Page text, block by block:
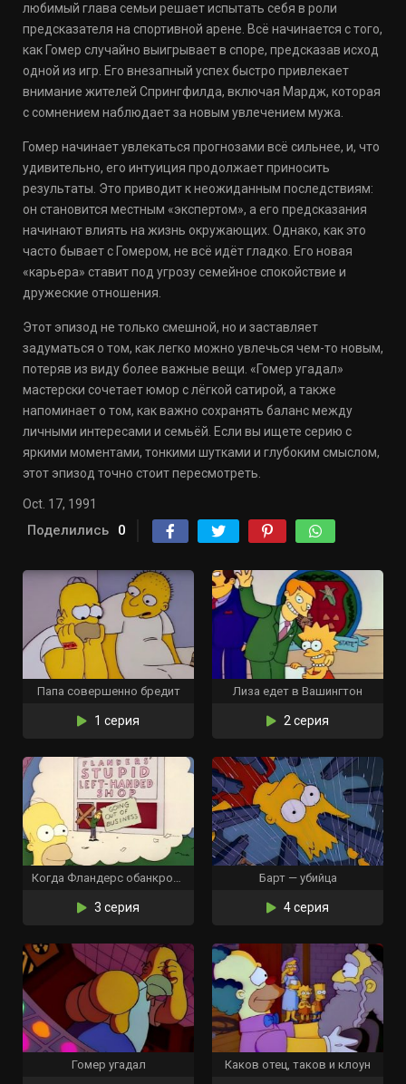
любимый глава семьи решает испытать себя в роли
предсказателя на спортивной арене. Всё начинается с того,
как Гомер случайно выигрывает в споре, предсказав исход
одной из игр. Его внезапный успех быстро привлекает
внимание жителей Спрингфилда, включая Мардж, которая
с сомнением наблюдает за новым увлечением мужа.
Гомер начинает увлекаться прогнозами всё сильнее, и, что
удивительно, его интуиция продолжает приносить
результаты. Это приводит к неожиданным последствиям:
он становится местным «экспертом», а его предсказания
начинают влиять на жизнь окружающих. Однако, как это
часто бывает с Гомером, не всё идёт гладко. Его новая
«карьера» ставит под угрозу семейное спокойствие и
дружеские отношения.
Этот эпизод не только смешной, но и заставляет
задуматься о том, как легко можно увлечься чем-то новым,
потеряв из виду более важные вещи. «Гомер угадал»
мастерски сочетает юмор с лёгкой сатирой, а также
напоминает о том, как важно сохранять баланс между
личными интересами и семьёй. Если вы ищете серию с
яркими моментами, тонкими шутками и глубоким смыслом,
этот эпизод точно стоит пересмотреть.
Oct. 17, 1991
Поделились 0
Папа совершенно бредит
1 серия
Лиза едет в Вашингтон
2 серия
Когда Фландерс обанкротился
3 серия
Барт — убийца
4 серия
Гомер угадал Каков отец, таков и клоун